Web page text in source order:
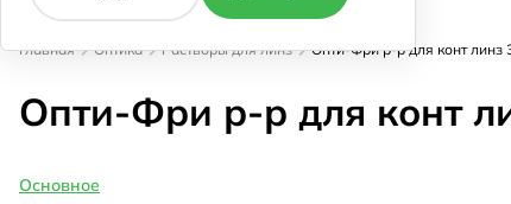
Главная Оптика Растворы для линз Опти-Фри р-р для конт линз
Опти-Фри р-р для конт
Основное